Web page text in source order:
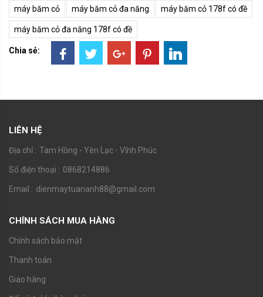
máy băm cỏ máy băm cỏ đa năng máy băm cỏ 178f có đề
máy băm cỏ đa năng 178f có đề
Chia sẻ:
LIÊN HỆ
Địa chỉ : Tam Hồng - Yên Lạc - Vĩnh Phúc
Số điện thoại : 0868214886
Email : dienmaytuananh88@gmail.com
CHÍNH SÁCH MUA HÀNG
Chính sách bảo mật
Thanh toán
Giao hàng